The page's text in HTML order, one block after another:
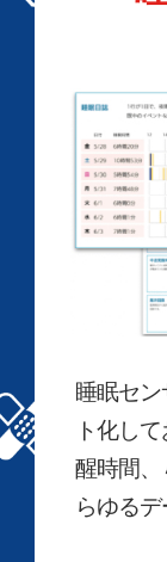
睡眠セ
ト化し
醒時間、
らゆるデ